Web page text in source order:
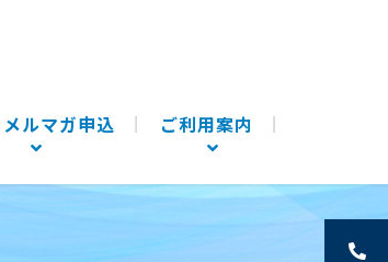
ルマガ申込 ご利用案内